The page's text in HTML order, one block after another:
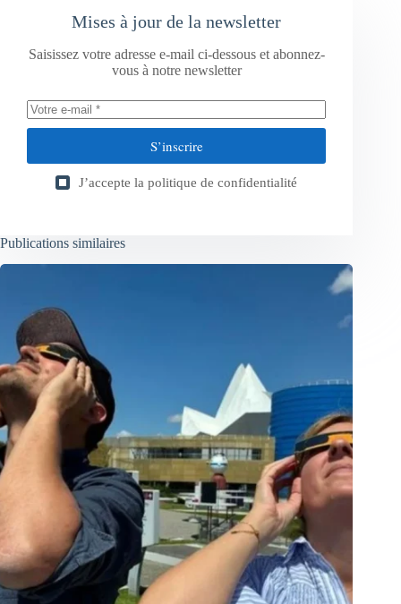
Mises à jour de la newsletter
Saisissez votre adresse e-mail ci-dessous et abonnez-
vous à notre newsletter
S’inscrire
J’accepte la politique de confidentialité
Publications similaires